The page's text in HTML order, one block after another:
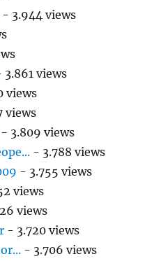
- 3.944 views
3.861 views
views
views
- 3.809 views
- 3.788 views
- 3.755 views
views
views
- 3.720 views
- 3.706 views